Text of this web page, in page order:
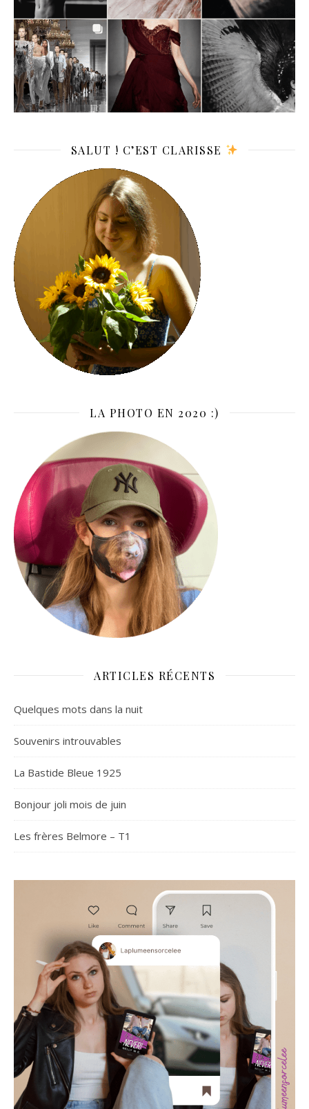
SALUT ! C’EST CLARISSE
LA PHOTO EN 2020 :)
ARTICLES RÉCENTS
Quelques mots dans la nuit
Souvenirs introuvables
La Bastide Bleue 1925
Bonjour joli mois de juin
Les frères Belmore – T1